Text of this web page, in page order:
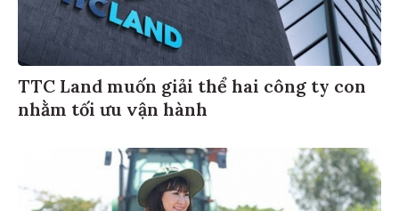
TTC Land muốn giải thể hai công ty con
nhằm tối ưu vận hành